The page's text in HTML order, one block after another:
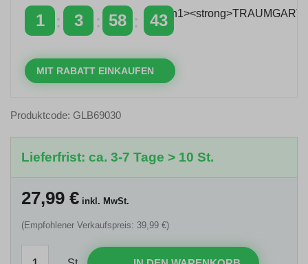
1 3 58 42
MIT RABATT EINKAUFEN
Produktcode: GLB69030
Lieferfrist: ca. 3-7 Tage > 10 St.
27,99 € inkl. MwSt.
(Empfohlener Verkaufspreis: 39,99 €)